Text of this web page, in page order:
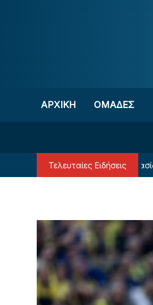
ΑΡΧΙΚΗ OΜΑΔΕΣ
Τελευταίες Ειδήσεις
Ιρλανδία η Εθνική Κορασίδων